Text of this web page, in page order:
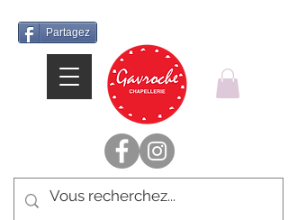
Partagez